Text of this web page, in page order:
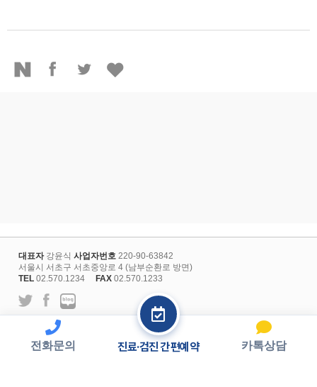
대표자강윤식 사업자번호 220-90-63842
서울시 서초구 서초중앙로 4 (남부순환로 방면)
TEL 02.570.1234 FAX 02.570.1233
개인정보보호정책
전화문의 진료·검진 간편예약 카톡상담